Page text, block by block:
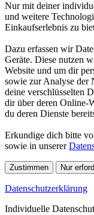
Nur mit deiner
und weitere
Einkaufserlebnis zu
Dazu erfassen wir
Geräte. Diese nutzen
Website und um dir
sowie zur Analyse der
deine verschlüsselten
dir über deren Online-
du deren Dienste
Erkundige dich bitte
sowie in unserer
Zustimmen Nur
Datenschutzerklärung
Individuelle